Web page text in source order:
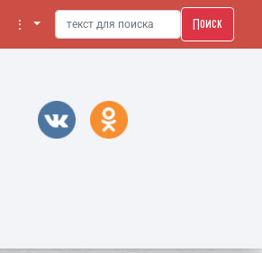
⋮ Поиск